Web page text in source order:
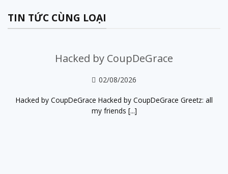
TIN TỨC CÙNG LOẠI
Hacked by CoupDeGrace
02/08/2026
Hacked by CoupDeGrace Hacked by CoupDeGrace Greetz: all
my friends [...]